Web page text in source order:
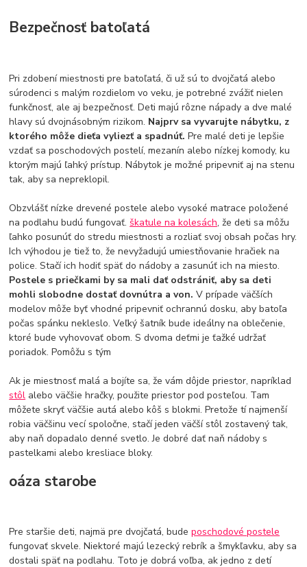
Umývadlá
Rohové umývadlá
Zlaté umývadlá
retro kúpeľne
Nákup tovaru pre firmy bez DPH
Bez DPH
Ako znížiť náklady
Ako znížiť náklady na firmu
szco nakup bez dph nakupovanie na firmu bez dph
nákup bez dph v eu ň
Bezpečnosť batoľatá
Pri zdobení miestnosti pre batoľatá, či už sú to dvojčatá alebo
súrodenci s malým rozdielom vo veku, je potrebné zvážiť nielen
funkčnosť, ale aj bezpečnosť. Deti majú rôzne nápady a dve malé
hlavy sú dvojnásobným rizikom. Najprv sa vyvarujte nábytku, z
ktorého môže dieťa vyliezť a spadnúť.Pre malé deti je lepšie
vzdať sa poschodových postelí, mezanín alebo nízkej komody, ku
ktorým majú ľahký prístup. Nábytok je možné pripevniť aj na stenu
tak, aby sa nepreklopil.
Obzvlášť nízke drevené postele alebo vysoké matrace položené
na podlahu budú fungovať.škatule na kolesách, že deti sa môžu
ľahko posunúť do stredu miestnosti a rozliať svoj obsah počas hry.
Ich výhodou je tiež to, že nevyžadujú umiestňovanie hračiek na
police. Stačí ich hodiť späť do nádoby a zasunúť ich na miesto.
Postele s priečkami by sa mali dať odstrániť, aby sa deti
mohli slobodne dostať dovnútra a von.V prípade väčších
modelov môže byť vhodné pripevniť ochrannú dosku, aby batoľa
počas spánku nekleslo. Veľký šatník bude ideálny na oblečenie,
ktoré bude vyhovovať obom. S dvoma deťmi je ťažké udržať
poriadok. Pomôžu s tým
Ak je miestnosť malá a bojíte sa, že vám dôjde priestor, napríklad
stôl alebo väčšie hračky, použite priestor pod posteľou. Tam
môžete skryť väčšie autá alebo kôš s blokmi. Pretože tí najmenší
robia väčšinu vecí spoločne, stačí jeden väčší stôl zostavený tak,
aby naň dopadalo denné svetlo. Je dobré dať naň nádoby s
pastelkami alebo kresliace bloky.
oáza starobe
Pre staršie deti, najmä pre dvojčatá, budeposchodové postele
fungovať skvele. Niektoré majú lezecký rebrík a šmykľavku, aby sa
dostali späť na podlahu. Toto je dobrá voľba, ak jedno z detí